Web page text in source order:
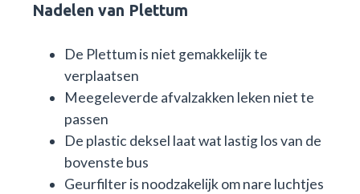
Nadelen van Plettum
De Plettum is niet gemakkelijk te
verplaatsen
Meegeleverde afvalzakken leken niet te
passen
De plastic deksel laat wat lastig los van de
bovenste bus
Geurfilter is noodzakelijk om nare luchtjes